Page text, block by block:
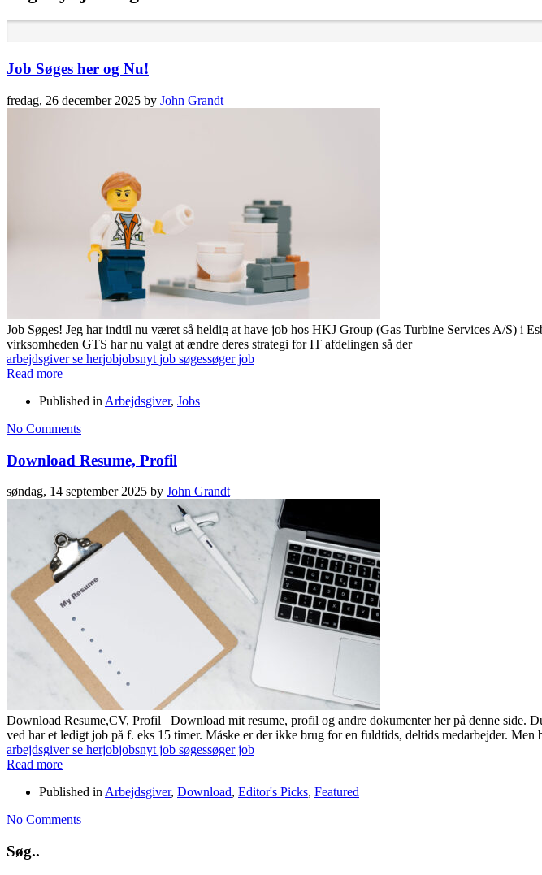
Job Søges her og Nu!
fredag, 26 december 2025 by John Grandt
Job Søges! Jeg har indtil nu været så heldig at have job hos HKJ Group (Gas Turbine Services A/S) i
virksomheden GTS har nu valgt at ændre deres strategi for IT afdelingen så der
arbejdsgiver se herjobjobsnyt job søgessøger job
Read more
Published in Arbejdsgiver, Jobs
No Comments
Download Resume, Profil
søndag, 14 september 2025 by John Grandt
Download Resume,CV, Profil Download mit resume, profil og andre dokumenter her på denne side.
ved har et ledigt job på f. eks 15 timer. Måske er der ikke brug for en fuldtids, deltids medarbejder. Men
arbejdsgiver se herjobjobsnyt job søgessøger job
Read more
Published inArbejdsgiver, Download, Editor's Picks, Featured
No Comments
Søg..